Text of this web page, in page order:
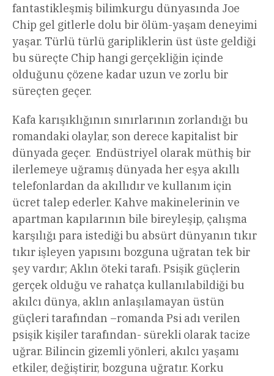
fantastikleşmiş bilimkurgu dünyasında Joe
Chip gel gitlerle dolu bir ölüm-yaşam deneyimi
yaşar. Türlü türlü garipliklerin üst üste geldiği
bu süreçte Chip hangi gerçekliğin içinde
olduğunu çözene kadar uzun ve zorlu bir
süreçten geçer.
Kafa karışıklığının sınırlarının zorlandığı bu
romandaki olaylar, son derece kapitalist bir
dünyada geçer. Endüstriyel olarak müthiş bir
ilerlemeye uğramış dünyada her eşya akıllı
telefonlardan da akıllıdır ve kullanım için
ücret talep ederler. Kahve makinelerinin ve
apartman kapılarının bile bireyleşip, çalışma
karşılığı para istediği bu absürt dünyanın tıkır
tıkır işleyen yapısını bozguna uğratan tek bir
şey vardır; Aklın öteki tarafı. Psişik güçlerin
gerçek olduğu ve rahatça kullanılabildiği bu
akılcı dünya, aklın anlaşılamayan üstün
güçleri tarafından –romanda Psi adı verilen
psişik kişiler tarafından- sürekli olarak tacize
uğrar. Bilincin gizemli yönleri, akılcı yaşamı
etkiler, değiştirir, bozguna uğratır. Korku